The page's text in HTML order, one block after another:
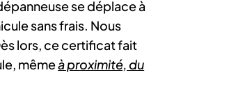
se déplace à
sans frais. Nous
lors, ce certificat fait
mêmeà proximité, du